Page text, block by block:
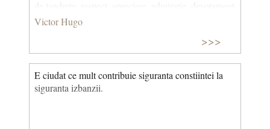
şi adoraţie pe care un suflet ca al tău îl naşte într-o
inimă ca a mea? Renunţ. Limbajul omenesc nu este
făcut pentru a exprima infinitul şi mă mulțumesc doar
să îţi spun că te iubesc! (Scrisoare către Léonie
d’Aunet) © CCC
Victor Hugo
>>>
E ciudat ce mult contribuie siguranta constiintei la
siguranta izbanzii.